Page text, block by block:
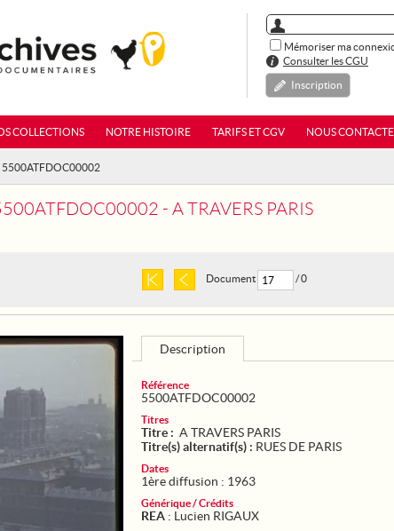
Mémoriser ma
Consulter les CGU
Inscription
COLLECTIONS NOTRE HISTOIRE TARIFS ET CGV NOUS
5500ATFDOC00002
- A TRAVERS PARIS
Document / 0
Description
Référence
5500ATFDOC00002
Titres
Titre : A TRAVERS PARIS
Titre(s) alternatif(s) : RUES DE PARIS
Dates
1ère diffusion : 1963
Générique / Crédits
REA : Lucien RIGAUX